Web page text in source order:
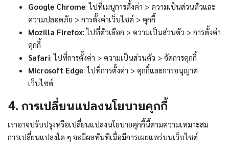
Google Chrome: ไปที่เมนูการตั้งค่า > ความเป็นส่วนตัวและ
ความปลอดภัย > การตั้งค่าเว็บไซต์ > คุกกี้
Mozilla Firefox: ไปที่ตัวเลือก > ความเป็นส่วนตัว > การตั้งค่า
คุกกี้
Safari: ไปที่การตั้งค่า > ความเป็นส่วนตัว > จัดการคุกกี้
Microsoft Edge: ไปที่การตั้งค่า > คุกกี้และการอนุญาต
เว็บไซต์
4. การเปลี่ยนแปลงนโยบายคุกกี้
เราอาจปรับปรุงหรือเปลี่ยนแปลงนโยบายคุกกี้นี้ตามความเหมาะสม
การเปลี่ยนแปลงใด ๆ จะมีผลทันทีเมื่อมีการเผยแพร่บนเว็บไซต์